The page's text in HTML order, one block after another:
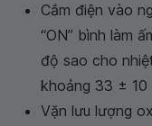
Cắm điện vào
“ON” bình làm
độ sao cho
khoảng 33 ± 10
Vặn lưu lượng